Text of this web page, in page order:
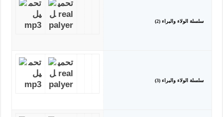
سلسلة الولاء والبراء (2)
سلسلة الولاء والبراء (3)